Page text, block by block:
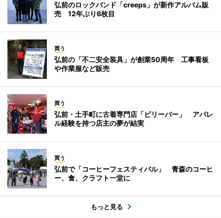
弘前のロックバンド「creeps」が新作アルバム販
売 12年ぶり6枚目
買う
弘前の「不二安全装具」が創業50周年 工事看板
や作業服など販売
買う
弘前・土手町に古着専門店「ビリーバー」 アパレ
ル経験を持つ店主の夢が結実
買う
弘前で「コーヒーフェスティバル」 青森のコーヒ
ー、食、クラフト一堂に
もっと見る